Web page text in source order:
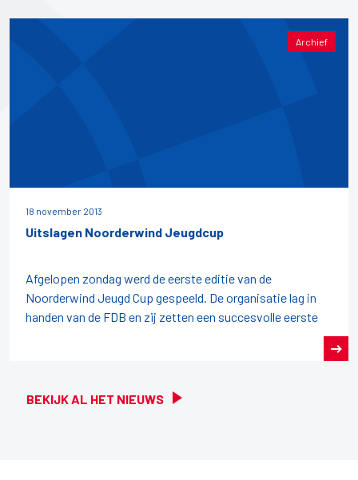
BEKIJK AL HET NIEUWS
Archief
18 november 2013
Uitslagen Noorderwind Jeugdcup
Afgelopen zondag werd de eerste editie van de
Noorderwind Jeugd Cup gespeeld. De organisatie lag in
handen van de FDB en zij zetten een succesvolle eerste